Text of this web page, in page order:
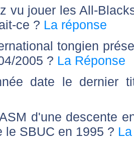
vu jouer les All-
ce ? La réponse
tongien
2005 ? La Réponse
date le dernier
d'une descente
le SBUC en 1995 ?